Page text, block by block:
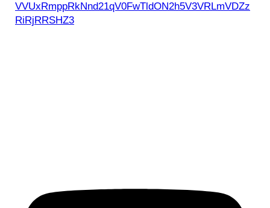
VVUxRmppRkNnd21qV0FwTldON2h5V3VRLmVDZz
RiRjRRSHZ3